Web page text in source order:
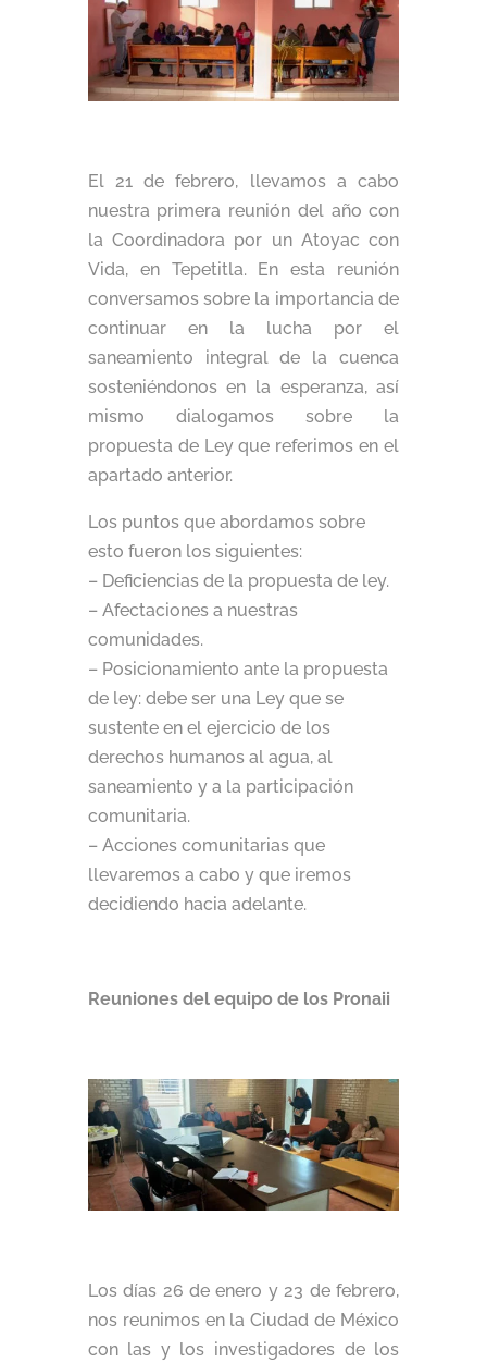
El 21 de febrero, llevamos a cabo
nuestra primera reunión del año con
la Coordinadora por un Atoyac con
Vida, en Tepetitla. En esta reunión
conversamos sobre la importancia de
continuar en la lucha por el
saneamiento integral de la cuenca
sosteniéndonos en la esperanza, así
mismo dialogamos sobre la
propuesta de Ley que referimos en el
apartado anterior.
Los puntos que abordamos sobre
esto fueron los siguientes:
– Deficiencias de la propuesta de ley.
– Afectaciones a nuestras
comunidades.
– Posicionamiento ante la propuesta
de ley: debe ser una Ley que se
sustente en el ejercicio de los
derechos humanos al agua, al
saneamiento y a la participación
comunitaria.
– Acciones comunitarias que
llevaremos a cabo y que iremos
decidiendo hacia adelante.
Reuniones del equipo de los Pronaii
Los días 26 de enero y 23 de febrero,
nos reunimos en la Ciudad de México
con las y los investigadores de los